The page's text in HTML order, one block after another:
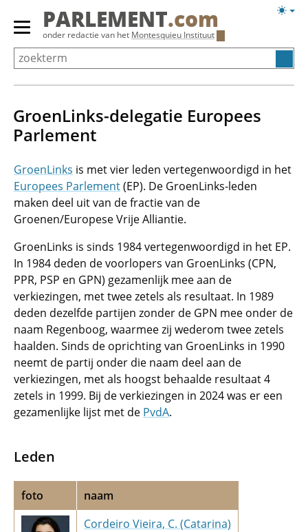
Overslaan
Primair
menu
tonen/verbergen
PARLEMENT.com
onder redactie van het Montesquieu Instituut
GroenLinks-delegatie Europees
Parlement
GroenLinks is met vier leden vertegenwoordigd in het
Europees Parlement(EP). De GroenLinks-leden
maken deel uit van de fractie van de
Groenen/Europese Vrije Alliantie.
GroenLinks is sinds 1984 vertegenwoordigd in het EP.
In 1984 deden de voorlopers van GroenLinks (CPN,
PPR, PSP en GPN) gezamenlijk mee aan de
verkiezingen, met twee zetels als resultaat. In 1989
deden dezelfde partijen zonder de GPN mee onder de
naam Regenboog, waarmee zij wederom twee zetels
haalden. Sinds de oprichting van GroenLinks in 1990
neemt de partij onder die naam deel aan de
verkiezingen, met als hoogst behaalde resultaat 4
zetels in 1999. Bij de verkiezingen in 2024 was er een
gezamenlijke lijst met de PvdA.
Leden
foto
naam
Cordeiro Vieira, C. (Catarina)